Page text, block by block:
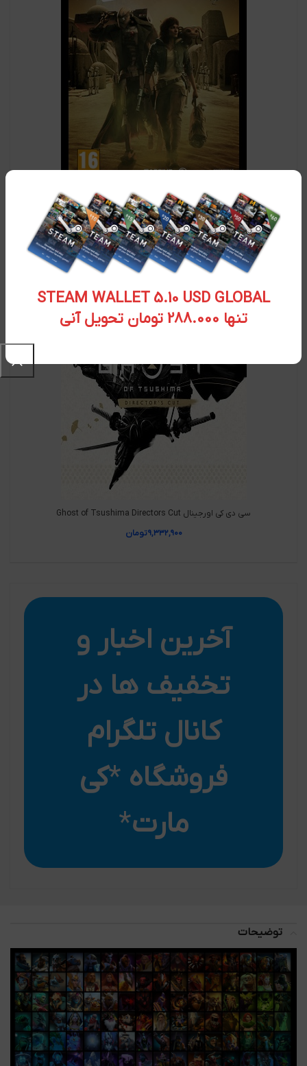
STEAM WALLET 5.10 USD GLOBAL
تنها 288.000 تومان تحویل آنی
سی دی کی اورجینال Starwars Outlaw
۹,۳۳۲,۹۰۰تومان
سی دی کی اورجینال Ghost of Tsushima Directors Cut
۹,۳۳۲,۹۰۰تومان
آخرین اخبار و
تخفیف ها در
کانال تلگرام
فروشگاه *کی
مارت*
توضیحات